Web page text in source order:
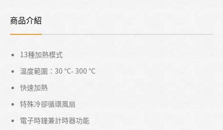
商品介紹
13種加熱模式
溫度範圍：30 °C- 300 °C
快速加熱
特殊冷卻循環風扇
電子時鐘兼計時器功能